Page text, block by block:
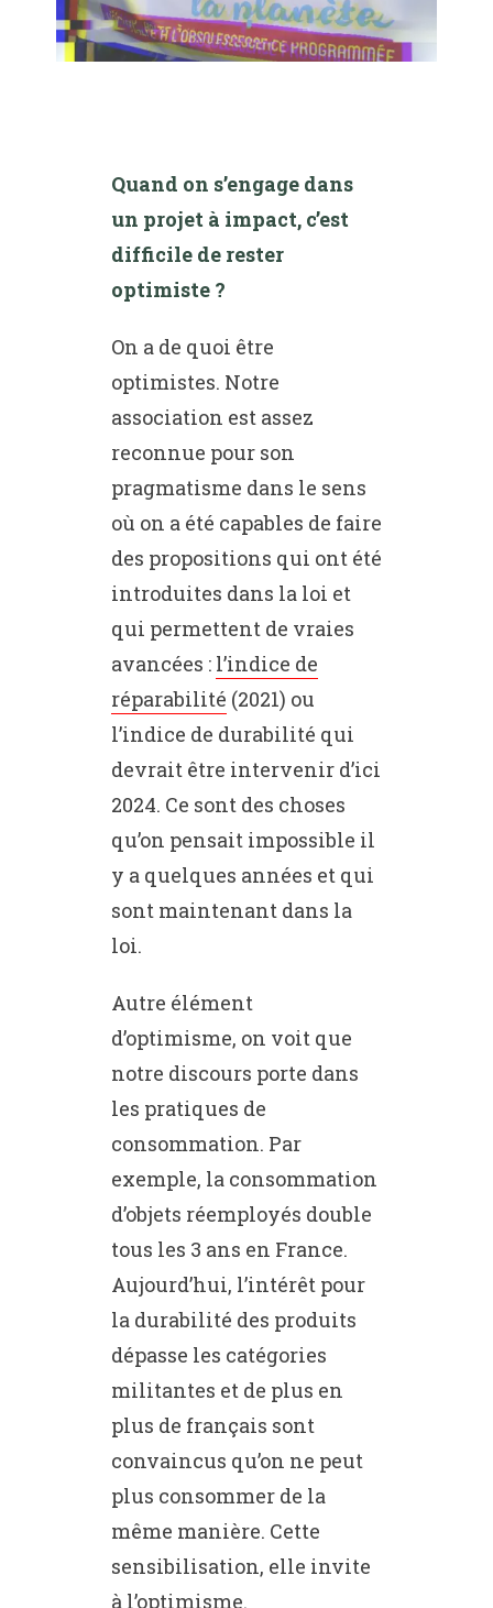
Quand on s’engage dans
un projet à impact, c’est
difficile de rester
optimiste ?
On a de quoi être
optimistes. Notre
association est assez
reconnue pour son
pragmatisme dans le sens
où on a été capables de faire
des propositions qui ont été
introduites dans la loi et
qui permettent de vraies
avancées : l’indice de
réparabilité (2021) ou
l’indice de durabilité qui
devrait être intervenir d’ici
2024. Ce sont des choses
qu’on pensait impossible il
y a quelques années et qui
sont maintenant dans la
loi.
Autre élément
d’optimisme, on voit que
notre discours porte dans
les pratiques de
consommation. Par
exemple, la consommation
d’objets réemployés double
tous les 3 ans en France.
Aujourd’hui, l’intérêt pour
la durabilité des produits
dépasse les catégories
militantes et de plus en
plus de français sont
convaincus qu’on ne peut
plus consommer de la
même manière. Cette
sensibilisation, elle invite
à l’optimisme.